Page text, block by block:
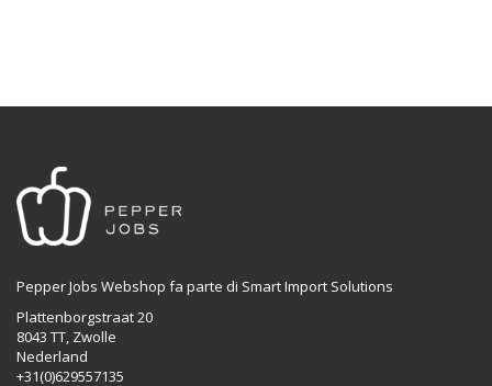
Pepper Jobs Webshop fa parte di Smart Import Solutions
Plattenborgstraat 20
8043 TT, Zwolle
Nederland
+31(0)629557135